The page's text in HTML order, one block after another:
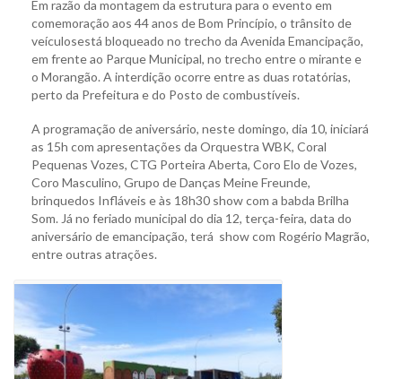
Em razão da montagem da estrutura para o evento em
comemoração aos 44 anos de Bom Princípio, o trânsito de
veículosestá bloqueado no trecho da Avenida Emancipação,
em frente ao Parque Municipal, no trecho entre o mirante e
o Morangão. A interdição ocorre entre as duas rotatórias,
perto da Prefeitura e do Posto de combustíveis.
A programação de aniversário, neste domingo, dia 10, iniciará
as 15h com apresentações da Orquestra WBK, Coral
Pequenas Vozes, CTG Porteira Aberta, Coro Elo de Vozes,
Coro Masculino, Grupo de Danças Meine Freunde,
brinquedos Infláveis e às 18h30 show com a babda Brilha
Som. Já no feriado municipal do dia 12, terça-feira, data do
aniversário de emancipação, terá show com Rogério Magrão,
entre outras atrações.